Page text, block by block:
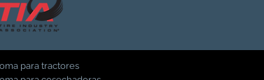
para tractores